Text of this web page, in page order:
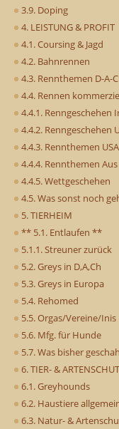
3.9. Doping
4. LEISTUNG & PROFIT
4.1. Coursing & Jagd
4.2. Bahnrennen
4.3. Rennthemen D-A-
4.4. Rennen
4.4.1. Renngeschehen
4.4.2. Renngeschehen
4.4.3. Rennthemen USA
4.4.4. Rennthemen Aus
4.4.5. Wettgeschehen
4.5. Was sonst noch
5. TIERHEIM
** 5.1. Entlaufen **
5.1.1. Streuner zurück
5.2. Greys in D,A,Ch
5.3. Greys in Europa
5.4. Rehomed
5.5. Orgas/Vereine/Inis
5.6. Mfg. für Hunde
5.7. Was bisher geschah
6. TIER- &
6.1. Greyhounds
6.2. Haustiere
6.3. Natur- &